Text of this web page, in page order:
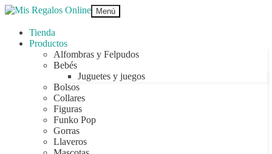
Ir
navegación
Ir
contenido
Menú
Tienda
Productos
Alfombras y Felpudos
Bebés
Juguetes y juegos
Bolsos
Collares
Figuras
Funko Pop
Gorras
Llaveros